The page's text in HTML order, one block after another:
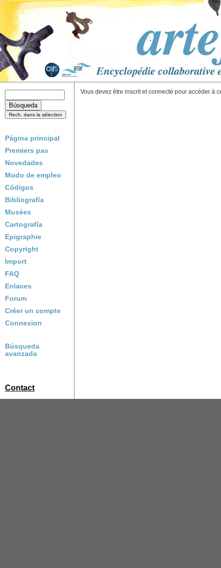
Página principal
Premiers pas
Novedades
Modo de empleo
Códigos
Bibliografía
Musées
Cartografía
Epigraphie
Copyright
Import
FAQ
Enlaces
Forum
Créer un compte
Connexion
Búsqueda
avanzada
Contact
Vous devez être inscrit et connecté pour accéder à